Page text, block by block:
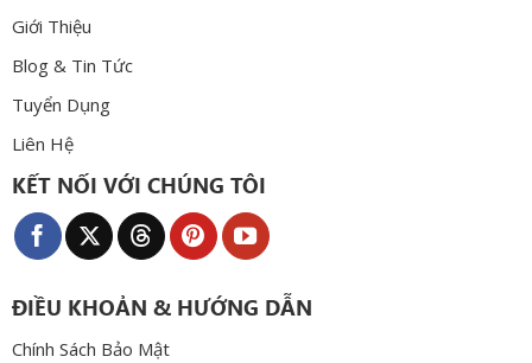
Giới Thiệu
Blog & Tin Tức
Tuyển Dụng
Liên Hệ
KẾT NỐI VỚI CHÚNG TÔI
ĐIỀU KHOẢN & HƯỚNG DẪN
Chính Sách Bảo Mật